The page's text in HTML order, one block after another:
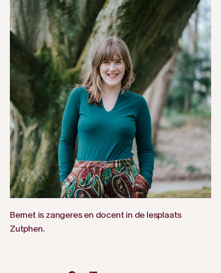
Bernet is zangeres en docent in de lesplaats
Zutphen.